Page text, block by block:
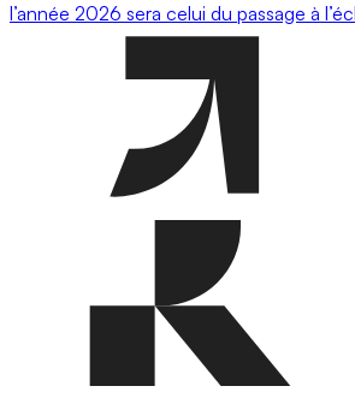
l’année 2026 sera celui du passage à